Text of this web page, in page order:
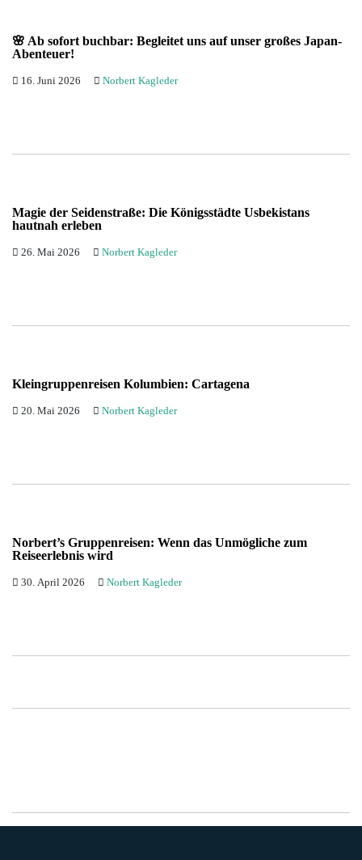
🌸 Ab sofort buchbar: Begleitet uns auf unser großes Japan-
Abenteuer!
16. Juni 2026 Norbert Kagleder
Magie der Seidenstraße: Die Königsstädte Usbekistans
hautnah erleben
26. Mai 2026 Norbert Kagleder
Kleingruppenreisen Kolumbien: Cartagena
20. Mai 2026 Norbert Kagleder
Norbert’s Gruppenreisen: Wenn das Unmögliche zum
Reiseerlebnis wird
30. April 2026 Norbert Kagleder